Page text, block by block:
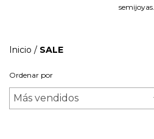
semijoyas.
Inicio / SALE
Ordenar por